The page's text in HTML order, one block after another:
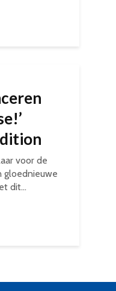
voor de
gloednieuwe
dit...